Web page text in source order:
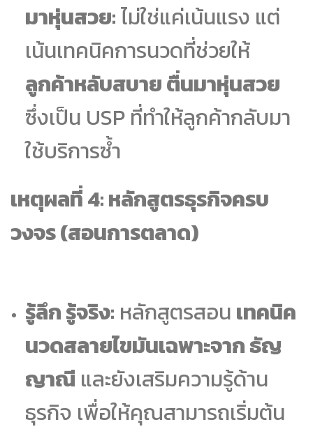
มาหุ่นสวย:ไม่ใช่แค่เน้นแรง แต่
เน้นเทคนิคการนวดที่ช่วยให้
ลูกค้าหลับสบาย ตื่นมาหุ่นสวย
ซึ่งเป็น USP ที่ทำให้ลูกค้ากลับมา
ใช้บริการซ้ำ
เหตุผลที่ 4: หลักสูตรธุรกิจครบ
วงจร (สอนการตลาด)
รู้ลึก รู้จริง: หลักสูตรสอน เทคนิค
นวดสลายไขมันเฉพาะจาก ธัญ
ญาณี และยังเสริมความรู้ด้าน
ธุรกิจ เพื่อให้คุณสามารถเริ่มต้น